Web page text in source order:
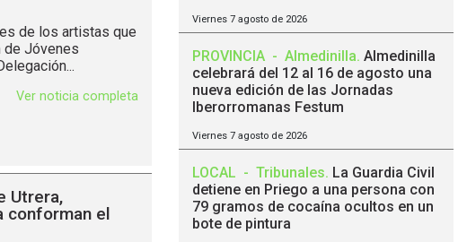
de los artistas que
de Jóvenes
Ver noticia completa
Utrera,
conforman el
Viernes 7 agosto de 2026
PROVINCIA - Almedinilla. Almedinilla
celebrará del 12 al 16 de agosto una
nueva edición de las Jornadas
Iberorromanas Festum
Viernes 7 agosto de 2026
LOCAL - Tribunales. La Guardia Civil
detiene en Priego a una persona con
79 gramos de cocaína ocultos en un
bote de pintura